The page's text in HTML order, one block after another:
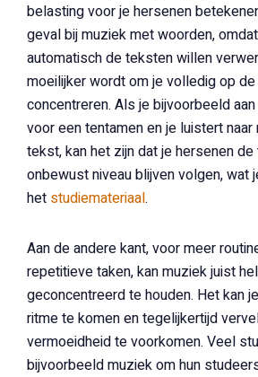
belasting voor je hersenen
geval bij muziek met woorden,
automatisch de teksten willen
moeilijker wordt om je volledig op
concentreren. Als je bijvoorbeeld
voor een tentamen en je luistert
tekst, kan het zijn dat je hersenen
onbewust niveau blijven volgen, wat
het studiemateriaal.
Aan de andere kant, voor meer
repetitieve taken, kan muziek juist
geconcentreerd te houden. Het kan
ritme te komen en tegelijkertijd
vermoeidheid te voorkomen. Veel
bijvoorbeeld muziek om hun